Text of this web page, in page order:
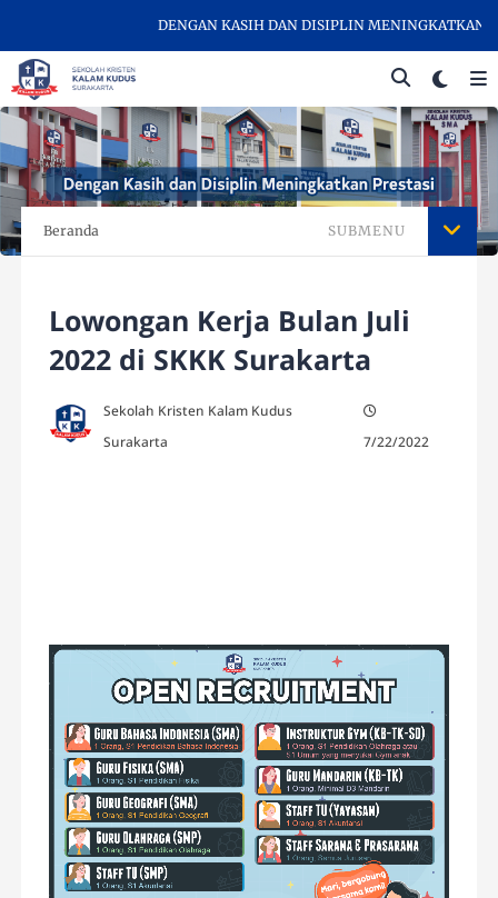
DENGAN KASIH DAN DISIPLIN MENINGKATKAN
Beranda SUBMENU
Lowongan Kerja Bulan Juli
2022 di SKKK Surakarta
Sekolah Kristen Kalam Kudus
Surakarta
7/22/2022